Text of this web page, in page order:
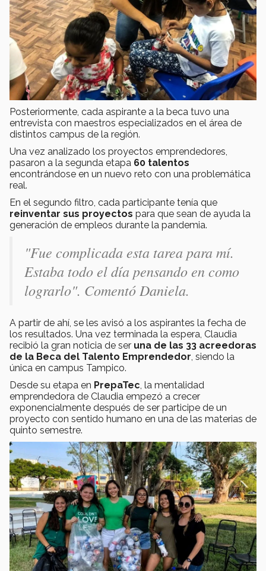
Posteriormente, cada aspirante a la beca tuvo una
entrevista con maestros especializados en el área de
distintos campus de la región.
Una vez analizado los proyectos emprendedores,
pasaron a la segunda etapa 60 talentos
encontrándose en un nuevo reto con una problemática
real.
En el segundo filtro, cada participante tenía que
reinventar sus proyectos para que sean de ayuda la
generación de empleos durante la pandemia.
"Fue complicada esta tarea para mí.
Estaba todo el día pensando en como
lograrlo". Comentó Daniela.
A partir de ahí, se les avisó a los aspirantes la fecha de
los resultados. Una vez terminada la espera, Claudia
recibió la gran noticia de ser una de las 33 acreedoras
de la Beca del Talento Emprendedor, siendo la
única en campus Tampico.
Desde su etapa en PrepaTec, la mentalidad
emprendedora de Claudia empezó a crecer
exponencialmente después de ser participe de un
proyecto con sentido humano en una de las materias de
quinto semestre.